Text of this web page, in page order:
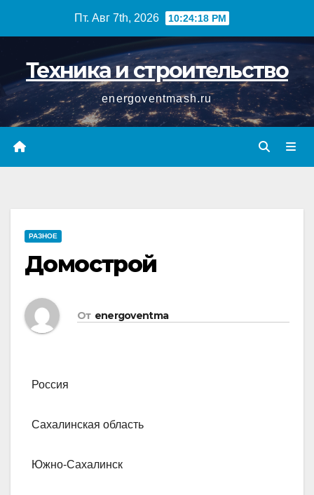
Пт. Авг 7th, 2026 10:24:19 PM
Техника и строительство
energoventmash.ru
РАЗНОЕ
Домострой
От energoventma
Россия
Сахалинская область
Южно-Сахалинск